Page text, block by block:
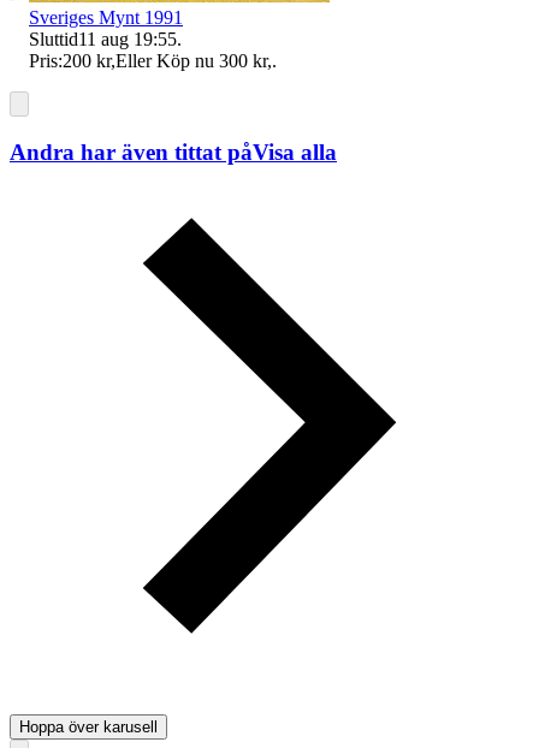
Sveriges Mynt 1991
Sluttid11 aug 19:55.
Pris:200 kr,Eller Köp nu 300 kr,.
Andra har även tittat påVisa alla
Hoppa över karusell